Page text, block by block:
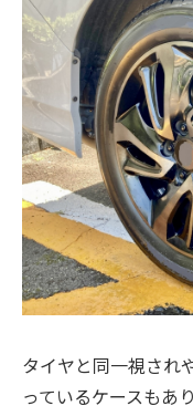
タイヤと同一視され
っているケースもあり